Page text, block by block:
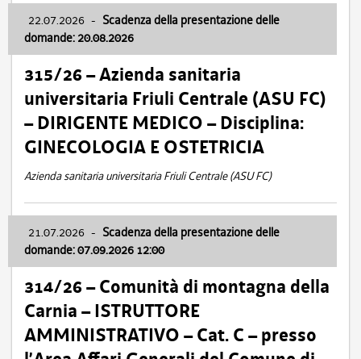
22.07.2026 - Scadenza della presentazione delle
domande: 20.08.2026
315/26 – Azienda sanitaria
universitaria Friuli Centrale (ASU FC)
– DIRIGENTE MEDICO – Disciplina:
GINECOLOGIA E OSTETRICIA
Azienda sanitaria universitaria Friuli Centrale (ASU FC)
21.07.2026 - Scadenza della presentazione delle
domande: 07.09.2026 12:00
314/26 – Comunità di montagna della
Carnia – ISTRUTTORE
AMMINISTRATIVO – Cat. C – presso